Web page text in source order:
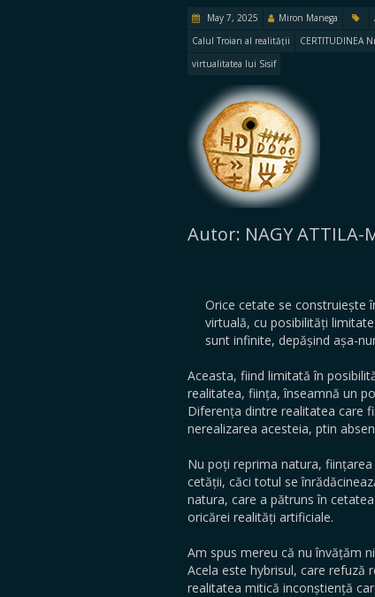
May 7, 2025 Miron Manega
Calul Troian al realității
CERTITUDINEA
virtualitatea lui Sisif
Autor: NAGY ATTILA-
Orice cetate se construiește
virtuală, cu posibilități
sunt infinite, depășind așa-
Aceasta, fiind limitată în
realitatea, ființa, înseamnă un
Diferența dintre realitatea care
nerealizarea acesteia, ptin
Nu poți reprima natura,
cetății, căci totul se
natura, care a pătruns în
oricărei realități artificiale.
Am spus mereu că nu învățăm
Acela este hybrisul, care refuză
realitatea mitică inconștiență